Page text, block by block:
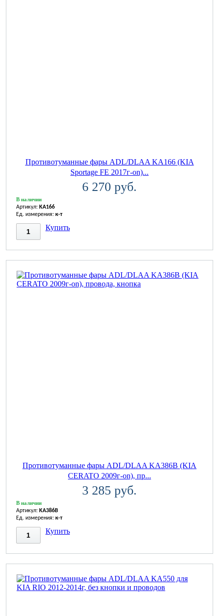
Противотуманные фары ADL/DLAA KA166 (KIA
Sportage FE 2017г-on)...
6 270 руб.
В наличии
Артикул: KA166
Ед. измерения: к-т
Купить
Противотуманные фары ADL/DLAA KA386B (KIA
CERATO 2009г-on), пр...
3 285 руб.
В наличии
Артикул: KA386B
Ед. измерения: к-т
Купить